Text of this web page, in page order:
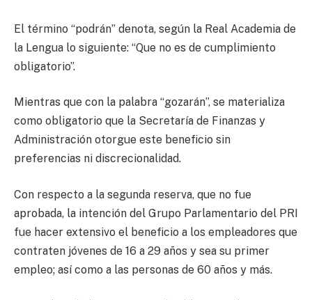
El término “podrán” denota, según la Real Academia de
la Lengua lo siguiente: “Que no es de cumplimiento
obligatorio”.
Mientras que con la palabra “gozarán”, se materializa
como obligatorio que la Secretaría de Finanzas y
Administración otorgue este beneficio sin
preferencias ni discrecionalidad.
Con respecto a la segunda reserva, que no fue
aprobada, la intención del Grupo Parlamentario del PRI
fue hacer extensivo el beneficio a los empleadores que
contraten jóvenes de 16 a 29 años y sea su primer
empleo; así como a las personas de 60 años y más.